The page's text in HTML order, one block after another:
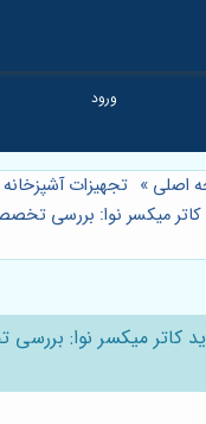
اصلی » تجهیزات
کاتر میکسر نوا: بررسی
کاتر میکسر نوا: